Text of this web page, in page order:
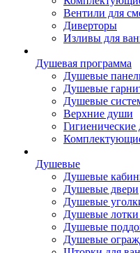
Вентили для
Диверторы
Изливы для
Душевая программа
Душевые
Душевые
Душевые
Верхние души
Душевые
Душевые
Душевые двери
Душевые
Душевые
Душевые
Душевые